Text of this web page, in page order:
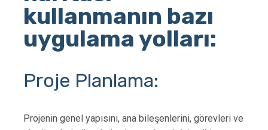
kullanmanın bazı
uygulama yolları:
Proje Planlama:
Projenin genel yapısını, ana bileşenlerini, görevleri ve